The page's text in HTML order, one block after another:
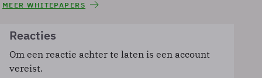
MEER WHITEPAPERS
Reacties
Om een reactie achter te laten is een account
vereist.